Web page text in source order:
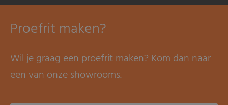
Proefrit maken?
Wil je graag een proefrit maken? Kom dan naar
een van onze showrooms.